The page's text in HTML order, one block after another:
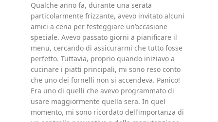
Qualche anno fa, durante una serata
particolarmente frizzante, avevo invitato alcuni
amici a cena per festeggiare un’occasione
speciale. Avevo passato giorni a pianificare il
menu, cercando di assicurarmi che tutto fosse
perfetto. Tuttavia, proprio quando iniziavo a
cucinare i piatti principali, mi sono reso conto
che uno dei fornelli non si accendeva. Panico!
Era uno di quelli che avevo programmato di
usare maggiormente quella sera. In quel
momento, mi sono ricordato dell’importanza di